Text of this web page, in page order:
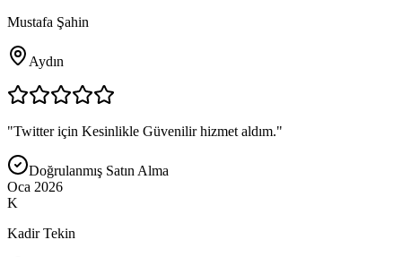
Mustafa Şahin
Aydın
"Twitter için Kesinlikle Güvenilir hizmet aldım."
Doğrulanmış Satın Alma
Oca 2026
K
Kadir Tekin